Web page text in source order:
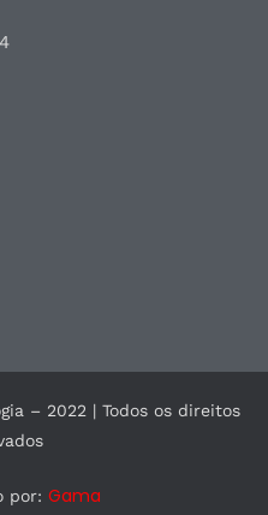
– 2022 | Todos os direitos
por: Gama